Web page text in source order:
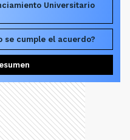
Universitario
se cumple el acuerdo?